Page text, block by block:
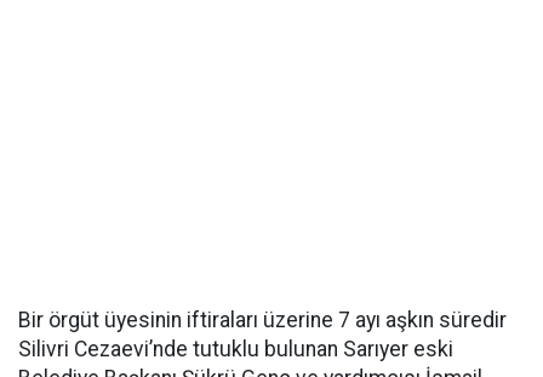
Bir örgüt üyesinin iftiraları üzerine 7 ayı aşkın süredir
Silivri Cezaevi’nde tutuklu bulunan Sarıyer eski